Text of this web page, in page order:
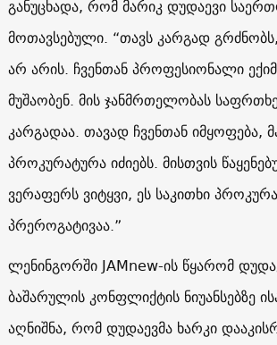
განუცხადა, რომ მარიკ დუდაევი
მოთავსებული. “თავს კარგად
არ არის. ჩვენთან პროფესიონალი
მუშაობენ. მის ჯანმრთელობას
კარგადაა. თავად ჩვენთან იმყოფება,
პროკურატურა იძიებს. მისთვის
ვერაფერს ვიტყვი, ეს საკითხი
პრეროგატივაა.”
ლენინგორში JAMnew-ის წყარომ
ბაშარულის კონფლიქტის ნიუანსებზე
აღნიშნა, რომ დუდაევმა ხარკი